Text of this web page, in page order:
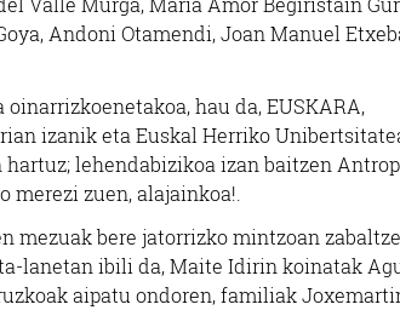
Andoni Otamendi, Joan Manuel
hau da, EUSKARA,
izanik eta Euskal Herriko
lehendabizikoa izan baitzen
merezi zuen, alajainkoa!.
mezuak bere jatorrizko mintzoan
lanetan ibili da, Maite Idirin koinatak
aipatu ondoren, familiak